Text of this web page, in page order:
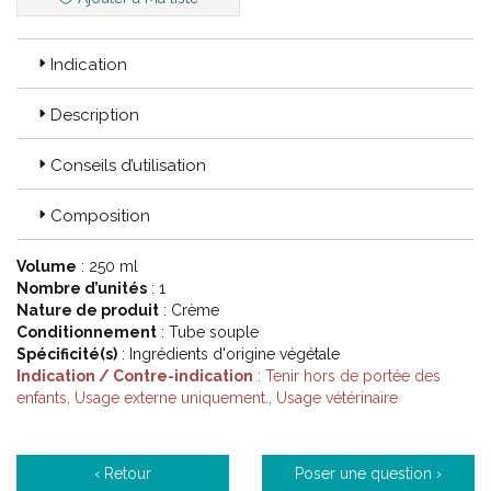
cheval : crème, spray, pansement, désinfectant...
Code EAN : 3401144942008
Indication
Description
Conseils d’utilisation
Composition
Volume : 250 ml
Nombre d’unités : 1
Nature de produit : Crème
Conditionnement : Tube souple
Spécificité(s) : Ingrédients d'origine végétale
Indication / Contre-indication : Tenir hors de portée des
enfants, Usage externe uniquement., Usage vétérinaire
‹ Retour Poser une question ›